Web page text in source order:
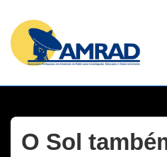
Skip
Content
O Sol